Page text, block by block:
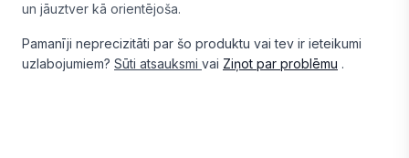
un jāuztver kā orientējoša.
Pamanīji neprecizitāti par šo produktu vai tev ir ieteikumi
uzlabojumiem? Sūti atsauksmi vai Ziņot par problēmu .